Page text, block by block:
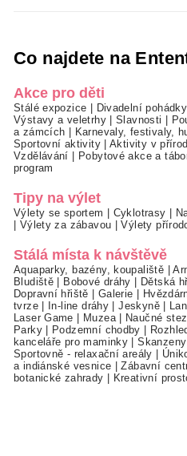
Co najdete na
Akce pro děti
Stálé expozice Divadelní pohádky
Výstavy a veletrhy|Slavnosti
a zámcích
Karnevaly, festivaly,
Sportovní aktivity|Aktivity v
Vzdělávání
Pobytové akce a
program
Tipy na výlet
Výlety se sportem Cyklotrasy
Výlety za zábavou |Výlety
Stálá místa k návštěvě
Aquaparky, bazény, koupaliště |
Bludiště
Bobové dráhy Dětská
Dopravní hřiště
Galerie
tvrze| In-line dráhy |Jeskyně|
Laser Game
Muzea| Naučné
Parky| Podzemní chodby
kanceláře pro maminky |
Sportovně - relaxační areály
a indiánské vesnice |Zábavní
botanické zahrady
Kreativní